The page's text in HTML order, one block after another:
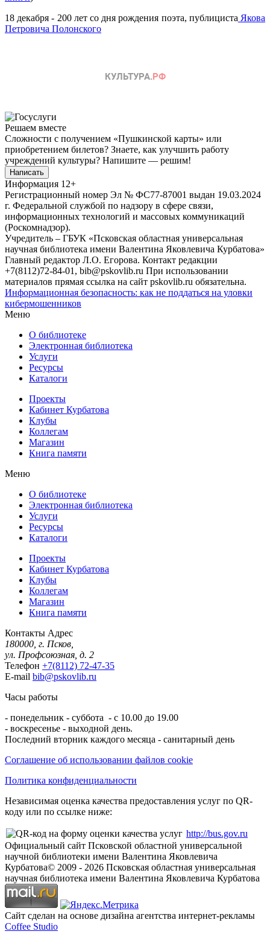
18 декабря - 200 лет со дня рождения поэта, публициста Якова
Петровича Полонского
Решаем вместе
Сложности с получением «Пушкинской карты» или
приобретением билетов? Знаете, как улучшить работу
учреждений культуры? Напишите — решим!
Написать
Информация 12+
Регистрационный номер Эл № ФС77-87001 выдан 19.03.2024
г. Федеральной службой по надзору в сфере связи,
информационных технологий и массовых коммуникаций
(Роскомнадзор).
Учредитель – ГБУК «Псковская областная универсальная
научная библиотека имени Валентина Яковлевича Курбатова»
Главный редактор Л.О. Егорова. Контакт редакции
+7(8112)72-84-01, bib@pskovlib.ru При использовании
материалов прямая ссылка на сайт pskovlib.ru обязательна.
Информационная безопасность: как не поддаться на уловки
кибермошенников
Меню
О библиотеке
Электронная библиотека
Услуги
Ресурсы
Каталоги
Проекты
Кабинет Курбатова
Клубы
Коллегам
Магазин
Книга памяти
Меню
О библиотеке
Электронная библиотека
Услуги
Ресурсы
Каталоги
Проекты
Кабинет Курбатова
Клубы
Коллегам
Магазин
Книга памяти
Контакты Адрес
180000, г. Псков,
ул. Профсоюзная, д. 2
Телефон +7(8112) 72-47-35
E-mail bib@pskovlib.ru
Часы работы
- понедельник - суббота - с 10.00 до 19.00
- воскресенье - выходной день.
Последний вторник каждого месяца - санитарный день
Соглашение об использовании файлов cookie
Политика конфиденциальности
Независимая оценка качества предоставления услуг по QR-
коду или по ссылке ниже:
http://bus.gov.ru
Официальный сайт Псковской областной универсальной
научной библиотеки имени Валентина Яковлевича
Курбатова© 2009 - 2026 Псковская областная универсальная
научная библиотека имени Валентина Яковлевича Курбатова
Сайт сделан на основе дизайна агентства интернет-рекламы
Coffee Studio